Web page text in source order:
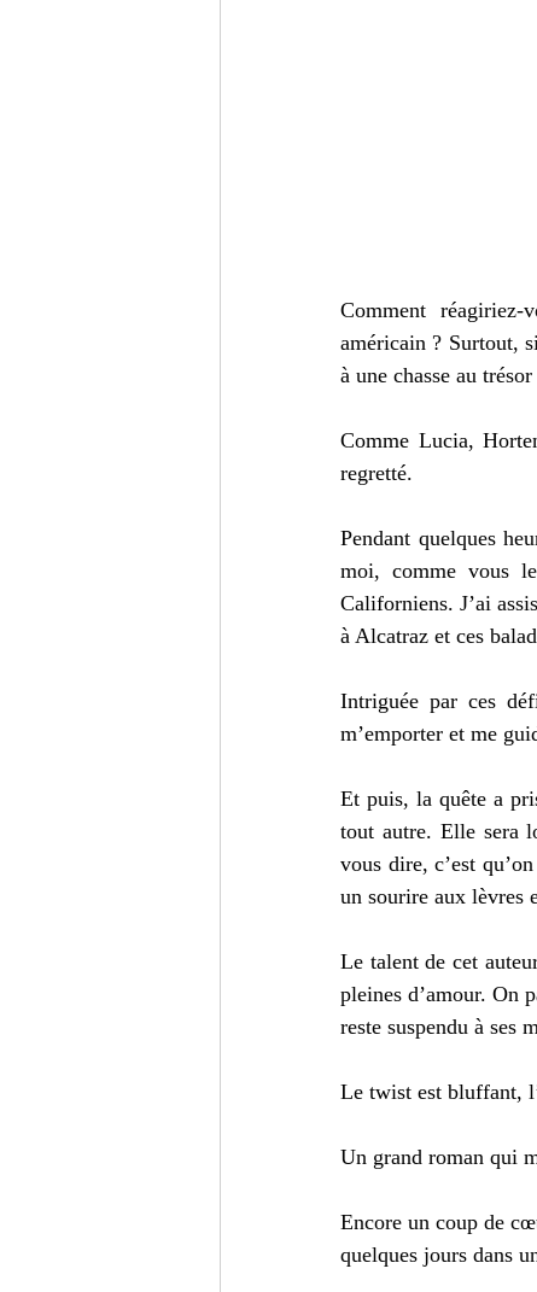
Comment
américain ? Surtout,
à une chasse au
Comme Lucia,
regretté.
Pendant quelques
moi, comme vous
Californiens. J’ai
à Alcatraz et ces
Intriguée par ces
m’emporter et me
Et puis, la quête a
tout autre. Elle sera
vous dire, c’est
un sourire aux lèvres
Le talent de cet
pleines d’amour. On
reste suspendu à ses
Le twist est bluffant,
Un grand roman qui
Encore un coup de
quelques jours dans